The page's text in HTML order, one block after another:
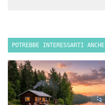
POTREBBE INTERESSARTI ANCHE